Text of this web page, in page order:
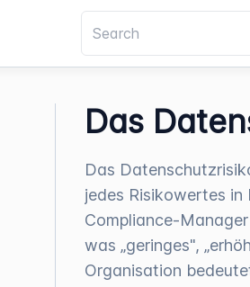
Das
Das
jedes Risikowertes
Compliance-
was „geringes",
Organisation